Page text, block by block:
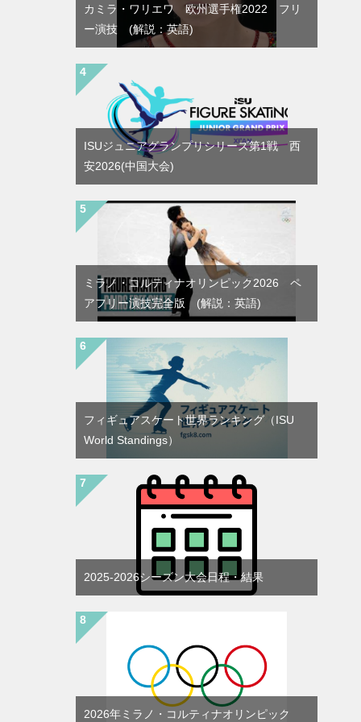
カミラ・ワリエワ 欧州選手権2022 フリ
ー演技 (解説：英語)
ISUジュニアグランプリシリーズ第1戦 西
安2026(中国大会)
ミラノ・コルティナオリンピック2026 ペ
アフリー演技完全版 (解説：英語)
フィギュアスケート世界ランキング（ISU
World Standings）
2025-2026シーズン大会日程・結果
2026年ミラノ・コルティナオリンピック